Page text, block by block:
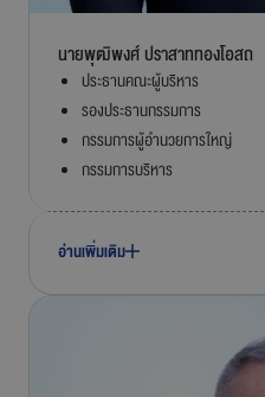
นายพุฒิพงศ์ ปราสาททองโอสถ
ประธานคณะผู้บริหาร
รองประธานกรรมการ
กรรมการผู้อำนวยการใหญ่
กรรมการบริหาร
อ่านเพิ่มเติม